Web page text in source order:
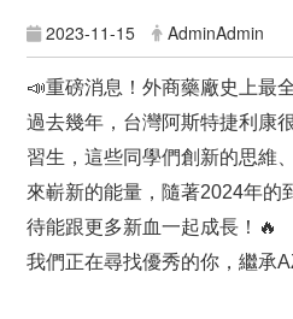
2023-11-15 AdminAdmin
📣重磅消息！外商藥廠史上最
過去幾年，台灣阿斯特捷利康
習生，這些同學們創新的思維
來嶄新的能量，隨著2024年的
待能跟更多新血一起成長！ 🔥
我們正在尋找優秀的你，繼承